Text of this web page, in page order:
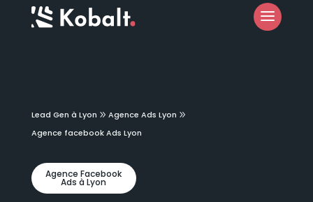
Lead Gen à Lyon
Agence Ads Lyon
Agence facebook Ads Lyon
Agence Facebook
Ads à Lyon